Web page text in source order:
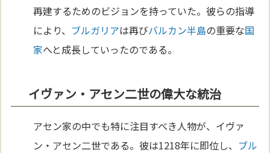
再建するためのビジョンを持っていた。彼らの指導
により、 ブルガリアは再びバルカン半島の重要な国
家へと成長していったのである。
イヴァン・アセン二世の偉大な統治
アセン家の中でも特に注目すべき人物が、イヴァ
ン・アセン二世である。彼は1218年に即位し、 ブル